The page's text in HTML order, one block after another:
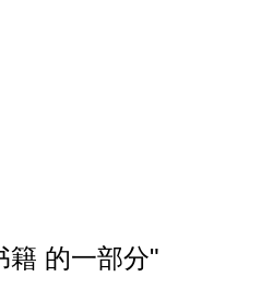
籍 的一部分"